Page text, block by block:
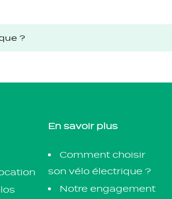
?
En savoir plus
Comment choisir
son vélo électrique ?
Notre engagement